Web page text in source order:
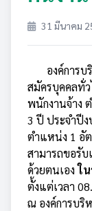
31 มีนาคม
องค์การบริ
สมัครบุคคลทั่
พนักงานจ้าง
3 ปี ประจำปี
ตำแหน่ง 1 อัต
สามารถขอรั
ด้วยตนเองใ
ตั้งแต่เวลา
ณ องค์การบริ